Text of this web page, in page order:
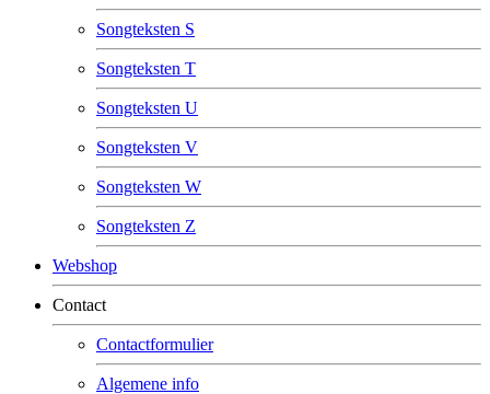
Songteksten S
Songteksten T
Songteksten U
Songteksten V
Songteksten W
Songteksten Z
Webshop
Contact
Contactformulier
Algemene info